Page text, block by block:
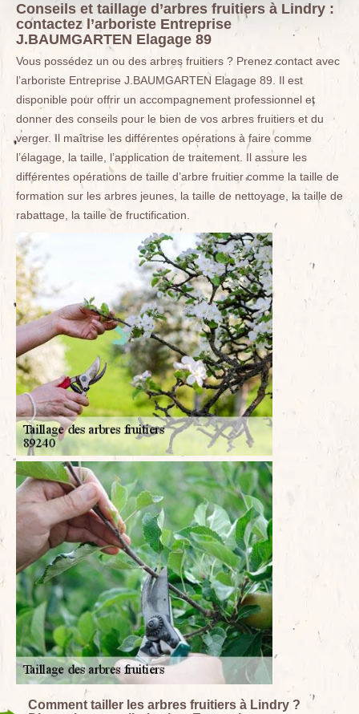
Conseils et taillage d’arbres fruitiers à Lindry :
contactez l’arboriste Entreprise
J.BAUMGARTEN Elagage 89
Vous possédez un ou des arbres fruitiers ? Prenez contact avec
l’arboriste Entreprise J.BAUMGARTEN Elagage 89. Il est
disponible pour offrir un accompagnement professionnel et
donner des conseils pour le bien de vos arbres fruitiers et du
verger. Il maîtrise les différentes opérations à faire comme
l’élagage, la taille, l’application de traitement. Il assure les
différentes opérations de taille d’arbre fruitier comme la taille de
formation sur les arbres jeunes, la taille de nettoyage, la taille de
rabattage, la taille de fructification.
Comment tailler les arbres fruitiers à Lindry ?